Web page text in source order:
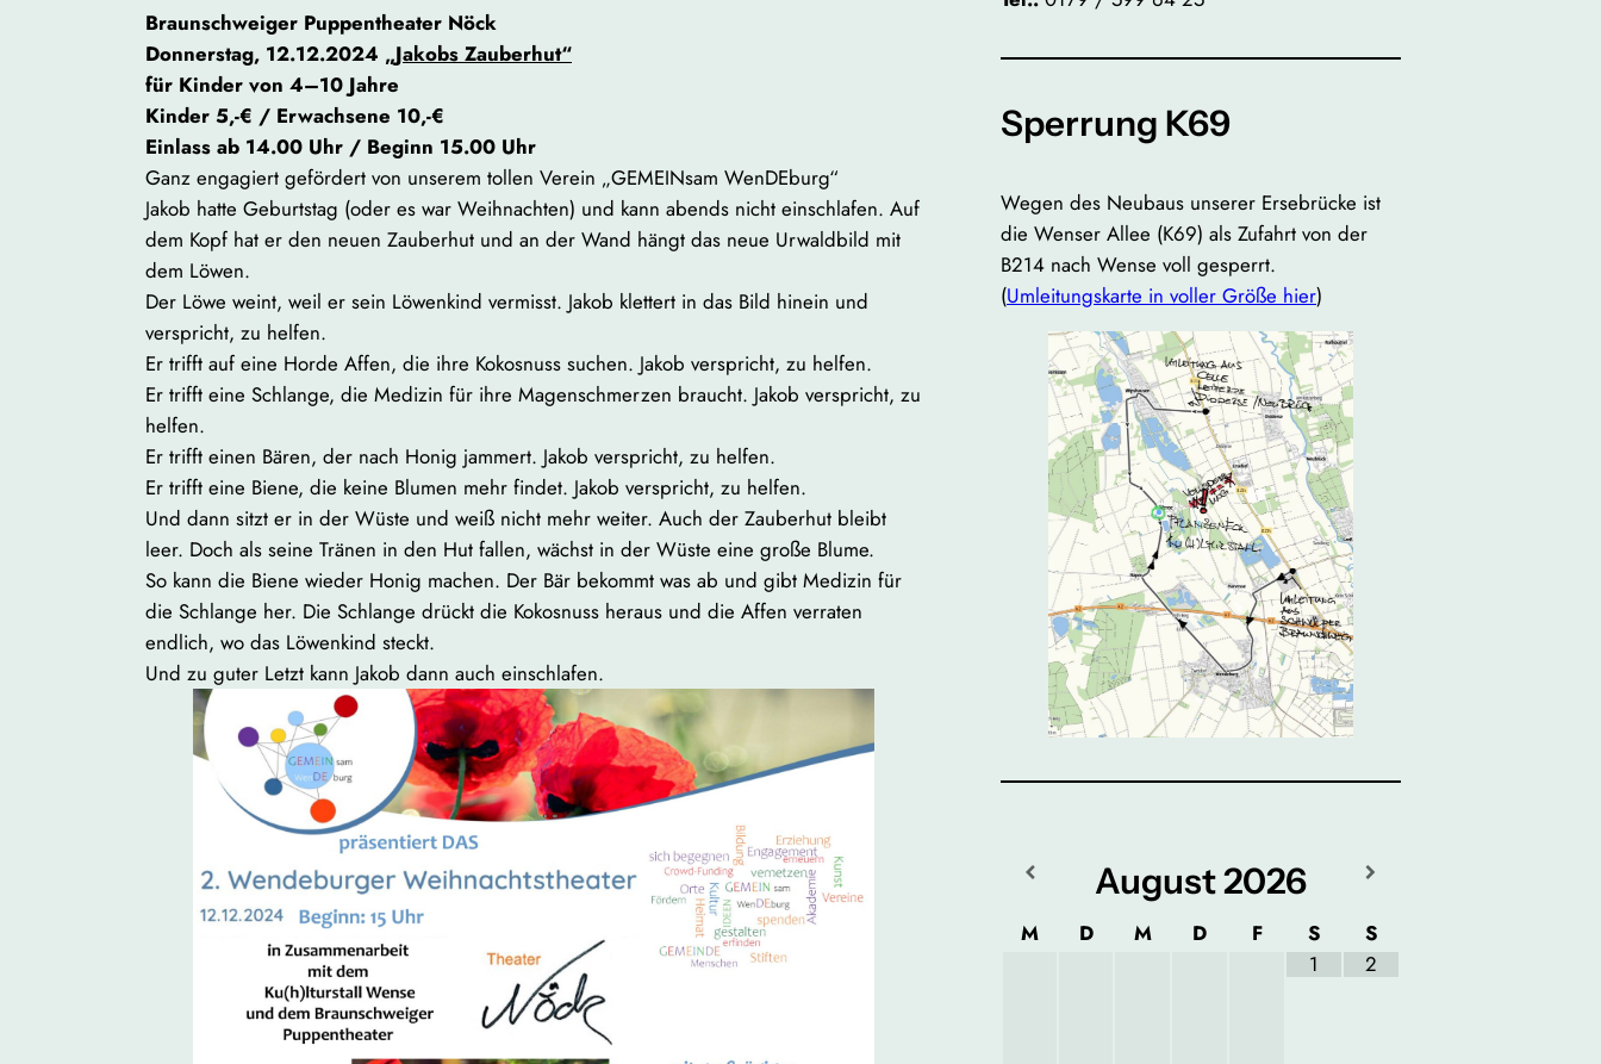
Braunschweiger Puppentheater Nöck
Donnerstag, 12.12.2024 „Jakobs Zauberhut“
für Kinder von 4–10 Jahre
Kinder 5,-€ / Erwachsene 10,-€
Einlass ab 14.00 Uhr / Beginn 15.00 Uhr
Ganz engagiert gefördert von unserem tollen Verein „GEMEINsam WenDEburg“
Jakob hatte Geburtstag (oder es war Weihnachten) und kann abends nicht einschlafen. Auf
dem Kopf hat er den neuen Zauberhut und an der Wand hängt das neue Urwaldbild mit
dem Löwen.
Der Löwe weint, weil er sein Löwenkind vermisst. Jakob klettert in das Bild hinein und
verspricht, zu helfen.
Er trifft auf eine Horde Affen, die ihre Kokosnuss suchen. Jakob verspricht, zu helfen.
Er trifft eine Schlange, die Medizin für ihre Magenschmerzen braucht. Jakob verspricht, zu
helfen.
Er trifft einen Bären, der nach Honig jammert. Jakob verspricht, zu helfen.
Er trifft eine Biene, die keine Blumen mehr findet. Jakob verspricht, zu helfen.
Und dann sitzt er in der Wüste und weiß nicht mehr weiter. Auch der Zauberhut bleibt
leer. Doch als seine Tränen in den Hut fallen, wächst in der Wüste eine große Blume.
So kann die Biene wieder Honig machen. Der Bär bekommt was ab und gibt Medizin für
die Schlange her. Die Schlange drückt die Kokosnuss heraus und die Affen verraten
endlich, wo das Löwenkind steckt.
Und zu guter Letzt kann Jakob dann auch einschlafen.
Sperrung K69
Wegen des Neubaus unserer Ersebrücke ist
die Wenser Allee (K69) als Zufahrt von der
B214 nach Wense voll gesperrt.
(Umleitungskarte in voller Größe hier)
August2026
M D M D F S
S
1
2